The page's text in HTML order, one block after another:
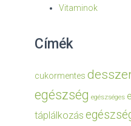
Vitaminok
Címék
cukormentes
egészség egészséges
táplálkozás